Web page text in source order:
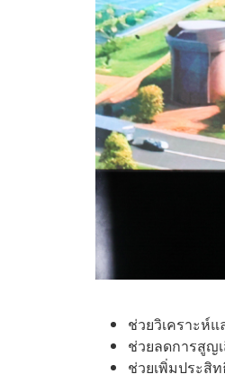
ช่วยวิเคราะห์
ช่วยลดการสูญ
ช่วยเพิ่มประสิ